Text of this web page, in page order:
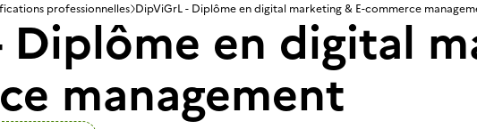
professionnelles DipViGrL - Diplôme en digital marketing & E-commerce
Diplôme en digital
management